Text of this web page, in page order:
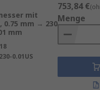
mit
0.75 mm → 230
mm
0.01US
753,84 €
Menge